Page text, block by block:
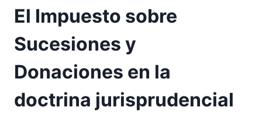
El Impuesto sobre
Sucesiones y
Donaciones en la
doctrina jurisprudencial